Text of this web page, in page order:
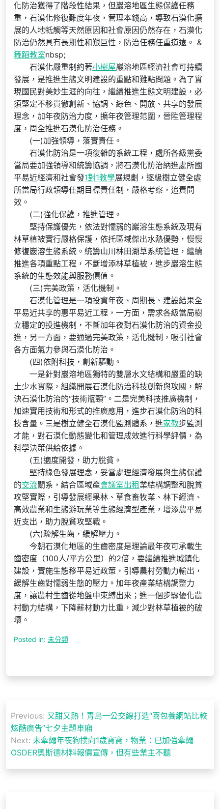
化防治獲得了階段性結果，但巖溶地區生態保護任務
重，石漠化修復難度年夜，管理本錢高，導致石漠化擴
展的人地牴觸等天然原因和社會原因仍然存在，石漠化
防治仍然具有長期性和艱巨性，防治任務任重道遠。 &
舞蹈教室nbsp;
石漠化嚴重制約著小樹屋巖溶地區經濟社會可持續
發展，是推進生態文明建設的重點和難點問題。為了實
現國民對美妙生涯的向往，繼續推進生態文明建設，必
須堅定不移貫徹創新、協調、綠色、開放、共享的發展
理念，加年夜防治力度，擴年夜管理范圍，晉陞管理程
度，周全推進石漠化防治任務。
(一)加強領導，落實責任。
石漠化防治是一項復雜的系統工程，處所各級黨委
當局要加強領導和統籌協調，將石漠化防治納進處所國
平易近經濟和社會發1對1教學展規劃，逐級樹立健全處
所當局行政領導任期目標責任制，嚴格考察，追責問
效。
(二)強化保護，推進管理。
堅持保護優先，依法對懦弱的巖溶生態系統及現有
林草植被實行嚴格保護，依托區域傑出水熱優勢，慢慢
修復巖溶生態系統。統籌山川林田湖草系統管理，繼續
推進各項重點工程，不斷增添林草植被，進步巖溶生態
系統的生態效能與服務價值。
(三)完美政策，活化機制。
石漠化管理是一項投資年夜、周期長、建設結果全
平易近共享的惠平易近工程，一方面，需求各級當局樹
立穩定的投進機制，不斷加年夜對石漠化防治的資金投
進，另一方面，要通過完美政策，活化機制，吸引社會
各方面氣力參與石漠化防治。
(四)依附科技，創新驅動。
一是針對巖溶地區獨特的雙層水文結構和嚴重的缺
土少水實際，組織開展石漠化防治科技創新與攻關，解
決石漠化防治的“技術瓶頸”。二是完美科技推廣機制，
加速實用技術和形式的推廣應用，進步石漠化防治的科
技含量。三是樹立健全石漠化監測體系，進家教步監測
才能，對石漠化動態變化和管理成效進行科學評價，為
科學決策供給依據。
(五)適度開發，助力脫貧。
堅持綠色發展理念，妥當處理經濟發展與生態保護
的交流關系，結合區域產會議室出租 業結構調整和脫貧
攻堅實際，引導發展經果林、草食畜牧業、林下經濟、
高效農業和生態游玩業等生態經濟型產業，增添農平易
近支出，助力脫貧攻堅戰。
(六)疏解生齒，緩解壓力。
今朝石漠化地區的生齒密度是理論最年夜可承載生
齒密度（100人/平方公里）的2倍，要繼續推進城鎮化
建設，實施生態移平易近政策，引導農村勞動力輸出，
緩解生齒對懦弱生態的壓力。加年夜產業結構調整力
度，讓農村生齒從地盤中束縛出來；進一個步驟優化農
村動力結構，下降薪材動力比重，減少對林草植被的破
壞。
Posted in: 未分類
章
導
覽
Previous: 又甜又熱！青島一公交線打造“喜包養網站比較
炫酷廣告”七夕主題車廂
Next: 未牽繩年夜狗撲向1歲寶寶，物業：已加強牽繩
OSDER奧斯德材料報價宣傳，但有些業主不聽